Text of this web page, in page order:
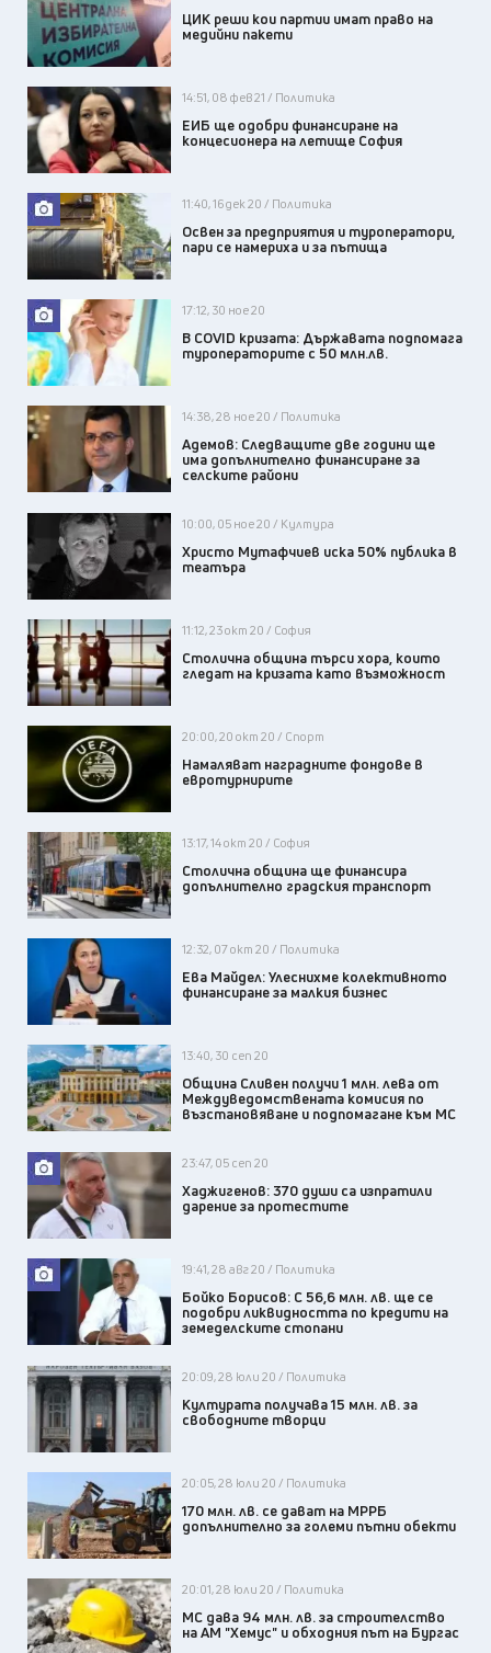
ЦИК реши кои партии имат право на
медийни пакети
14:51, 08 фев 21 / Политика
ЕИБ ще одобри финансиране на
концесионера на летище София
11:40, 16 дек 20 / Политика
Освен за предприятия и туроператори,
пари се намериха и за пътища
17:12, 30 ное 20
В COVID кризата: Държавата подпомага
туроператорите с 50 млн.лв.
14:38, 28 ное 20 / Политика
Адемов: Следващите две години ще
има допълнително финансиране за
селските райони
10:00, 05 ное 20 / Култура
Христо Мутафчиев иска 50% публика в
театъра
11:12, 23 окт 20 / София
Столична община търси хора, които
гледат на кризата като възможност
20:00, 20 окт 20 / Спорт
Намаляват наградните фондове в
евротурнирите
13:17, 14 окт 20 / София
Столична община ще финансира
допълнително градския транспорт
12:32, 07 окт 20 / Политика
Ева Майдел: Улеснихме колективното
финансиране за малкия бизнес
13:40, 30 сеп 20
Община Сливен получи 1 млн. лева от
Междуведомствената комисия по
възстановяване и подпомагане към МС
23:47, 05 сеп 20
Хаджигенов: 370 души са изпратили
дарение за протестите
19:41, 28 авг 20 / Политика
Бойко Борисов: С 56,6 млн. лв. ще се
подобри ликвидността по кредити на
земеделските стопани
20:09, 28 юли 20 / Политика
Културата получава 15 млн. лв. за
свободните творци
20:05, 28 юли 20 / Политика
170 млн. лв. се дават на МРРБ
допълнително за големи пътни обекти
20:01, 28 юли 20 / Политика
МС дава 94 млн. лв. за строителство
на АМ "Хемус" и обходния път на Бургас